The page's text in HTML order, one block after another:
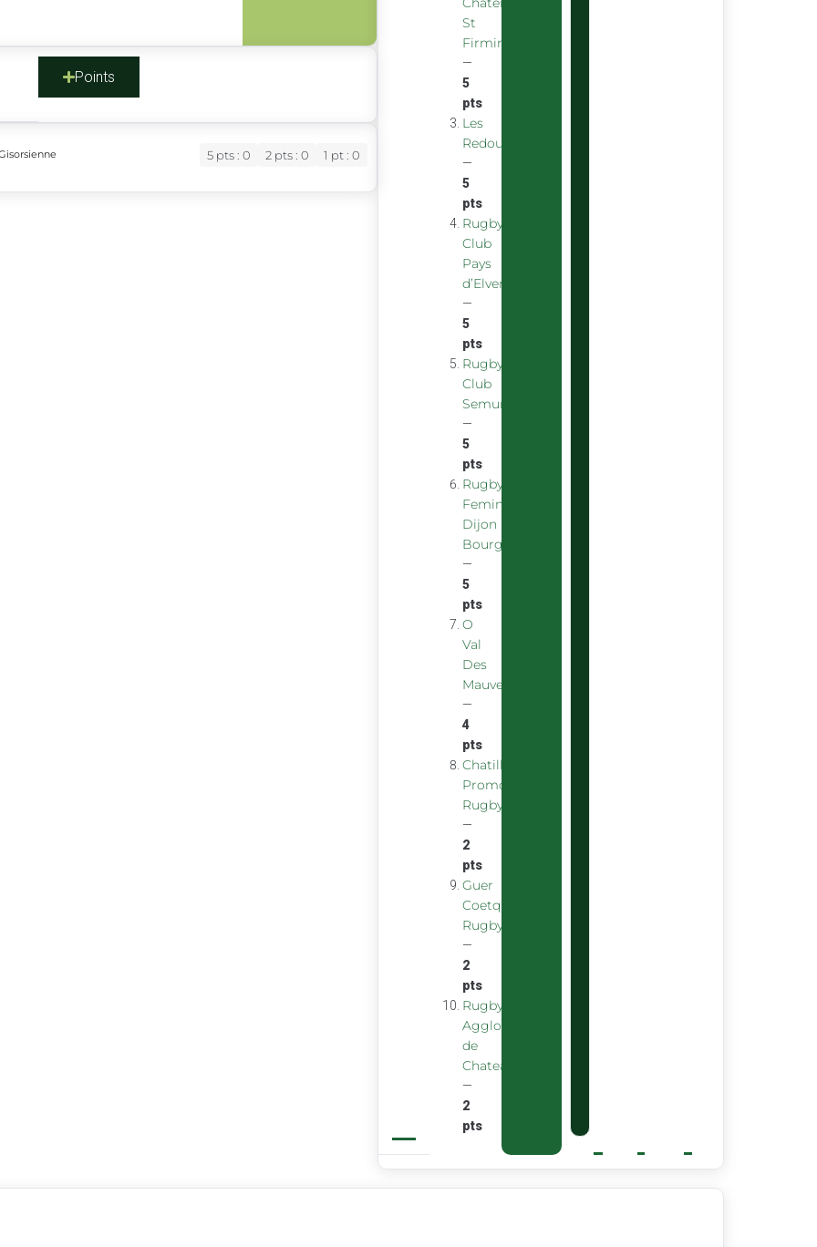
Points
5 pts : 0 2 pts : 0 1 pt : 0
St
Firmin
—
5
pts
Les
Redoubstables
—
5
pts
Rugby
Club
Pays
d’Elven
—
5
pts
Rugby
Club
Semurois
—
5
pts
Rugby
Feminin
Dijon
Bourgogne
—
5
pts
O
Val
Des
Mauves
—
4
pts
Chatillon
Promotion
Rugby
—
2
pts
Guer
Coetquidan
Rugby
—
2
pts
Rugby
Agglomeration
de
Chateaubourg
—
2
pts